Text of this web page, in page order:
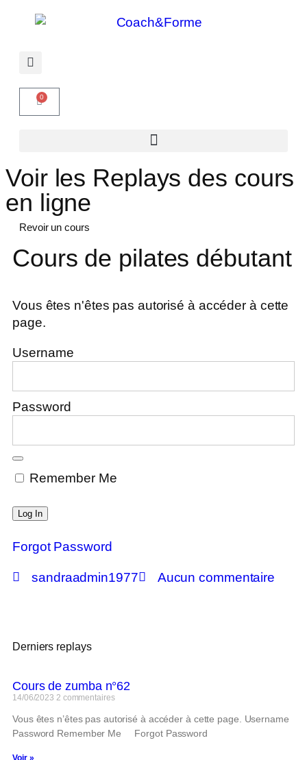
0
Voir les Replays des cours
en ligne
Revoir un cours
Cours de pilates débutant
Vous êtes n'êtes pas autorisé à accéder à cette
page.
Username
Password
Remember Me
Forgot Password
sandraadmin1977 Aucun commentaire
Derniers replays
Cours de zumba n°62
14/06/2023 2 commentaires
Vous êtes n’êtes pas autorisé à accéder à cette page. Username
Password Remember Me Forgot Password
Voir »